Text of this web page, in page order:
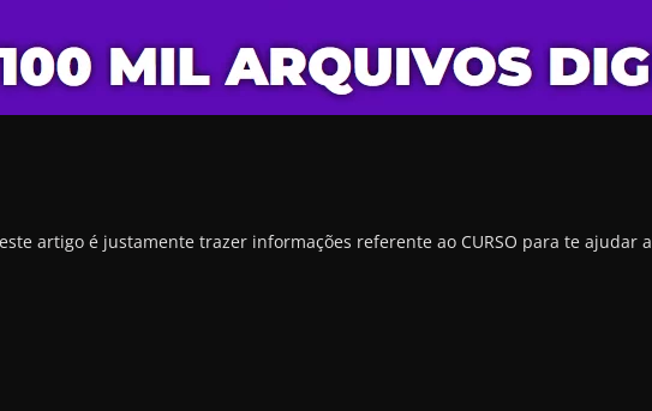
artigo é justamente trazer informações referente ao CURSO para te ajudar a